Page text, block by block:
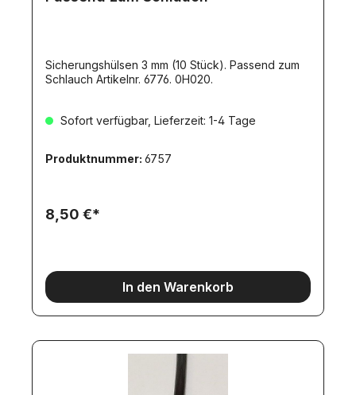
Sicherungshülsen 3 mm (10 Stück). Passend zum
Schlauch Artikelnr. 6776. 0H020.
Sofort verfügbar, Lieferzeit: 1-4 Tage
Produktnummer: 6757
8,50 €*
In den Warenkorb